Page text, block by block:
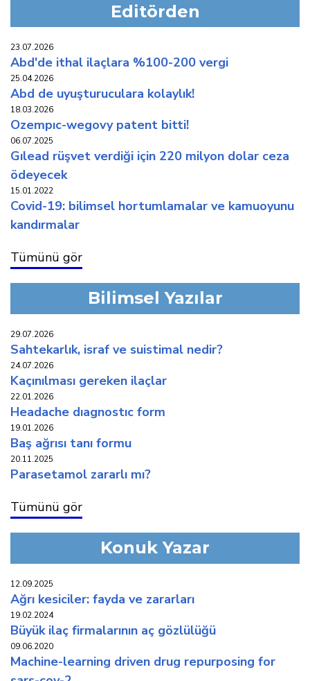
Editörden
23.07.2026
abd'de i̇thal i̇laçlara %100-200 vergi̇
25.04.2026
abd de uyuşturuculara kolaylik!
18.03.2026
ozempic-wegovy patent bi̇tti̇!
06.07.2025
gilead rüşvet verdi̇ği̇ i̇çi̇n 220 mi̇lyon dolar ceza
ödeyecek
15.01.2022
covi̇d-19: bi̇li̇msel hortumlamalar ve kamuoyunu
kandirmalar
Tümünü gör
Bilimsel Yazılar
29.07.2026
sahtekarlık, i̇sraf ve suistimal nedir?
24.07.2026
kaçinilmasi gereken i̇laçlar
22.01.2026
headache diagnostic form
19.01.2026
baş ağrisi tani formu
20.11.2025
parasetamol zararli mi?
Tümünü gör
Konuk Yazar
12.09.2025
ağri kesi̇ci̇ler: fayda ve zararlari
19.02.2024
büyük i̇laç fi̇rmalarinin aç gözlülüğü
09.06.2020
machine-learning driven drug repurposing for